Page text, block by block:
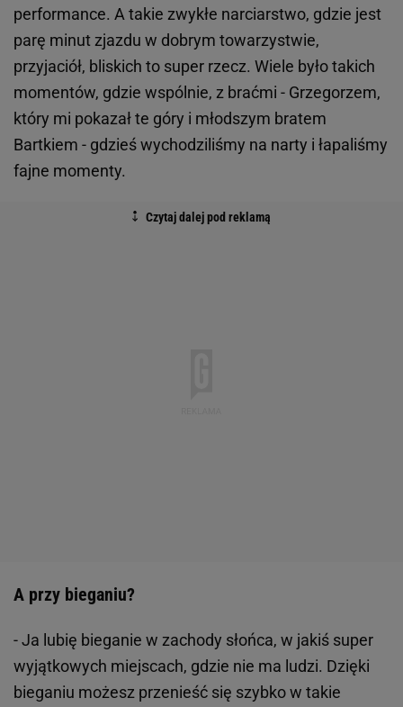
performance. A takie zwykłe narciarstwo, gdzie jest
parę minut zjazdu w dobrym towarzystwie,
przyjaciół, bliskich to super rzecz. Wiele było takich
momentów, gdzie wspólnie, z braćmi - Grzegorzem,
który mi pokazał te góry i młodszym bratem
Bartkiem - gdzieś wychodziliśmy na narty i łapaliśmy
fajne momenty.
A przy bieganiu?
- Ja lubię bieganie w zachody słońca, w jakiś super
wyjątkowych miejscach, gdzie nie ma ludzi. Dzięki
bieganiu możesz przenieść się szybko w takie